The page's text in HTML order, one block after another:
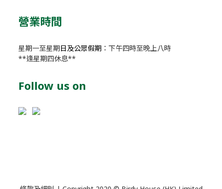
營業時間
星期一至星期日及公眾假期 ：下午四時至晚上八時
**逢星期四休息**
Follow us on